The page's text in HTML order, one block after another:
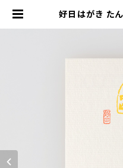
好日はがき た